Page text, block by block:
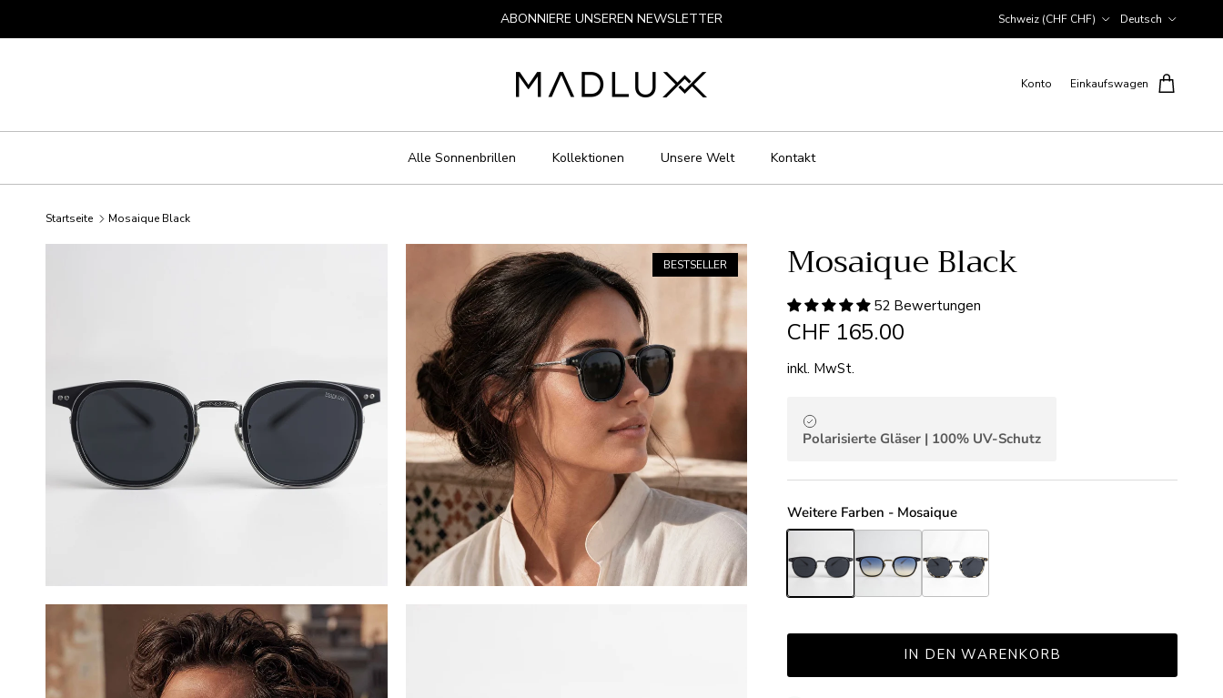
ABONNIERE UNSEREN NEWSLETTER Schweiz (CHF CHF) Deutsch
Konto Einkaufswagen
Alle Sonnenbrillen Kollektionen Unsere Welt Kontakt
Startseite Mosaique Black
BESTSELLER Mosaique Black
52 Bewertungen
CHF 165.00
inkl. MwSt.
Polarisierte Gläser | 100% UV-Schutz
Weitere Farben - Mosaique
IN DEN WARENKORB